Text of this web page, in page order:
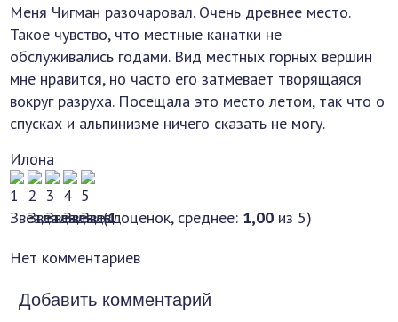
Меня Чигман разочаровал. Очень древнее место.
Такое чувство, что местные канатки не
обслуживались годами. Вид местных горных вершин
мне нравится, но часто его затмевает творящаяся
вокруг разруха. Посещала это место летом, так что о
спусках и альпинизме ничего сказать не могу.
Илона
(1оценок, среднее: 1,00 из 5)
Нет комментариев
Добавить комментарий